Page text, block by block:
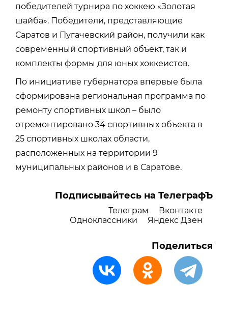
победителей турнира по хоккею «Золотая
шайба». Победители, представляющие
Саратов и Пугачевский район, получили как
современный спортивный объект, так и
комплекты формы для юных хоккеистов.
По инициативе губернатора впервые была
сформирована региональная программа по
ремонту спортивных школ – было
отремонтировано 34 спортивных объекта в
25 спортивных школах области,
расположенных на территории 9
муниципальных районов и в Саратове.
Подписывайтесь на ТелеграфЪ
Телеграм
Вконтакте
Одноклассники
Яндекс Дзен
Поделиться